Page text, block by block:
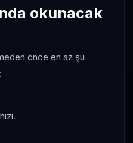
okunacak
önce en az şu